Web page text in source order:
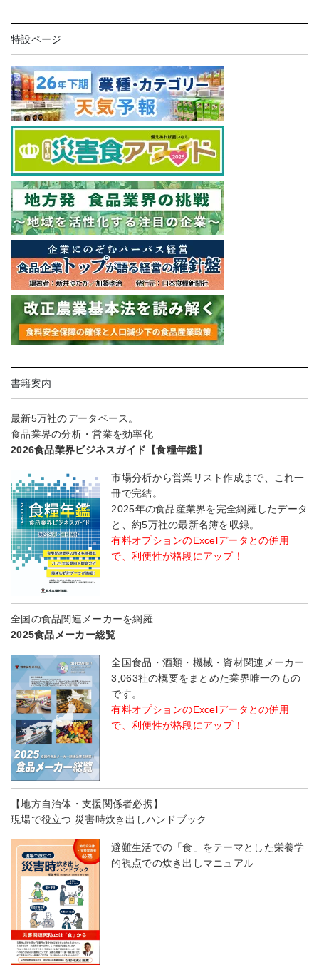
特設ページ
書籍案内
最新5万社のデータベース。
食品業界の分析・営業を効率化
2026食品業界ビジネスガイド【食糧年鑑】
市場分析から営業リスト作成まで、これ一
冊で完結。
2025年の食品産業界を完全網羅したデータ
と、約5万社の最新名簿を収録。
有料オプションのExcelデータとの併用
で、利便性が格段にアップ！
全国の食品関連メーカーを網羅――
2025食品メーカー総覧
全国食品・酒類・機械・資材関連メーカー
3,063社の概要をまとめた業界唯一のもの
です。
有料オプションのExcelデータとの併用
で、利便性が格段にアップ！
【地方自治体・支援関係者必携】
現場で役立つ 災害時炊き出しハンドブック
避難生活での「食」をテーマとした栄養学
的視点での炊き出しマニュアル